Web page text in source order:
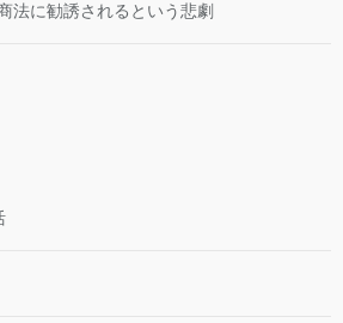
法に勧誘されるという悲劇